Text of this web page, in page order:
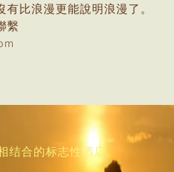
比浪漫更能說明浪漫了。
繫
结合的标志性酒店。